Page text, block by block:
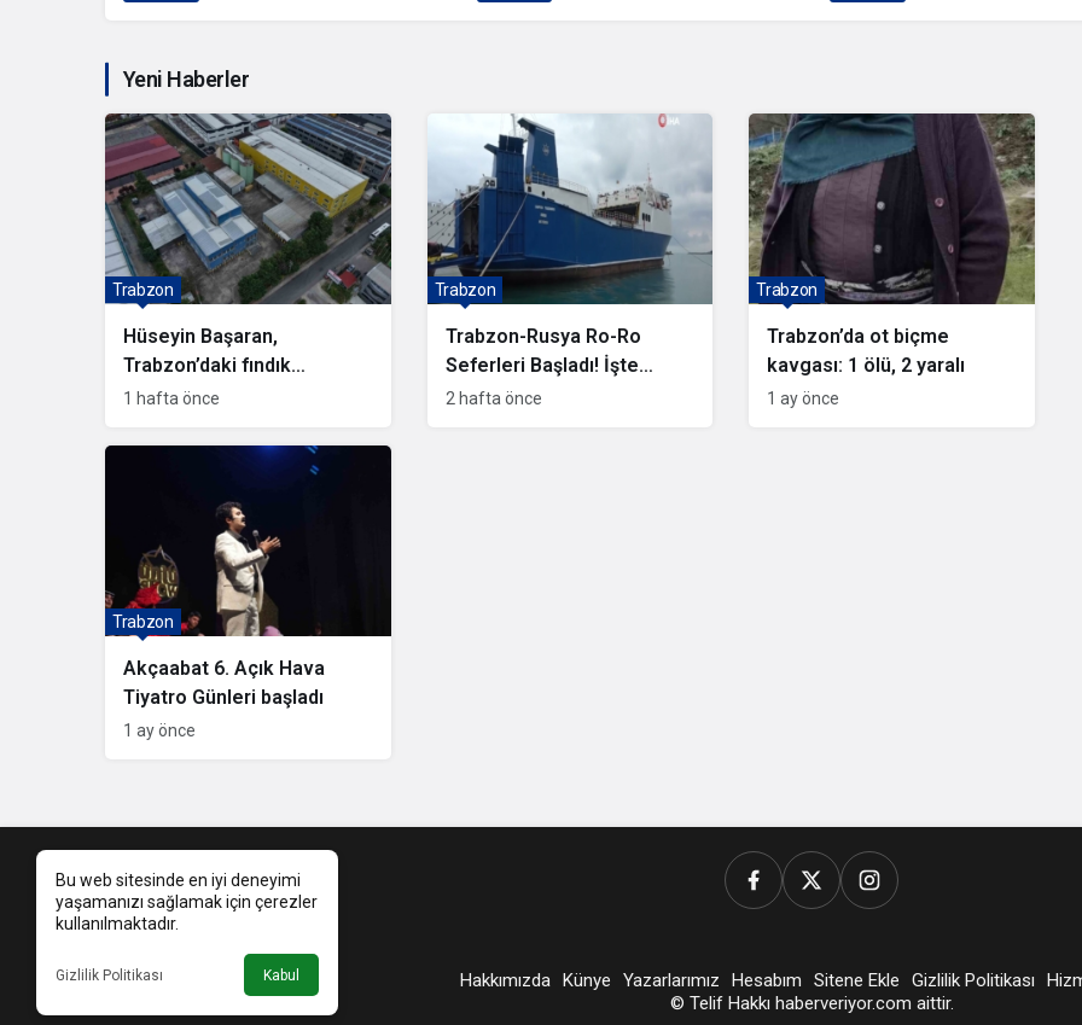
Yeni Haberler
Hüseyin Başaran,
Trabzon’daki fındık
fabrikasını Haluk Levent’e
Trabzon
1 hafta önce
Trabzon-Rusya Ro-Ro
Seferleri Başladı! İşte
“Şampiyon Trabzonspor”
Trabzon
2 hafta önce
Trabzon’da ot biçme
kavgası: 1 ölü, 2 yaralı
Trabzon
1 ay önce
Akçaabat 6. Açık Hava
Tiyatro Günleri başladı
Trabzon
1 ay önce
Bu web sitesinde en iyi deneyimi
yaşamanızı sağlamak için çerezler
kullanılmaktadır.
Gizlilik Politikası Kabul Hakkımızda Künye Yazarlarımız Hesabım Sitene Ekle Gizlilik Politikası
© Telif Hakkı haberveriyor.com aittir.